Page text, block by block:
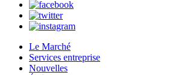
Le Marché
Services entreprise
Nouvelles